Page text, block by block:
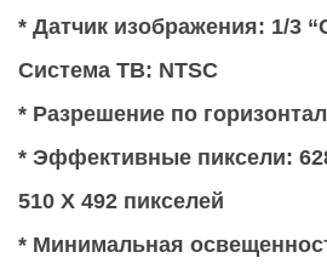
* Датчик изображения: 1/3
Система ТВ: NTSC
* Разрешение по
* Эффективные пиксели:
510 Х 492 пикселей
* Минимальная